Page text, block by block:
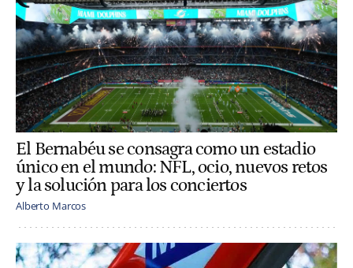
El Bernabéu se consagra como un estadio
único en el mundo: NFL, ocio, nuevos retos
y la solución para los conciertos
Alberto Marcos